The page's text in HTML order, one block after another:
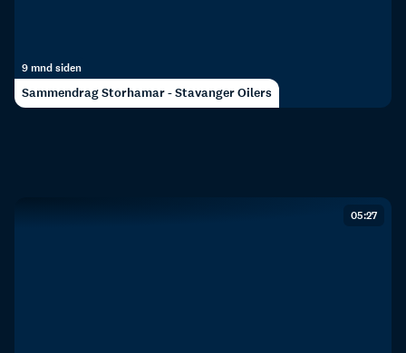
9 mnd siden
Sammendrag Storhamar - Stavanger Oilers
05:27